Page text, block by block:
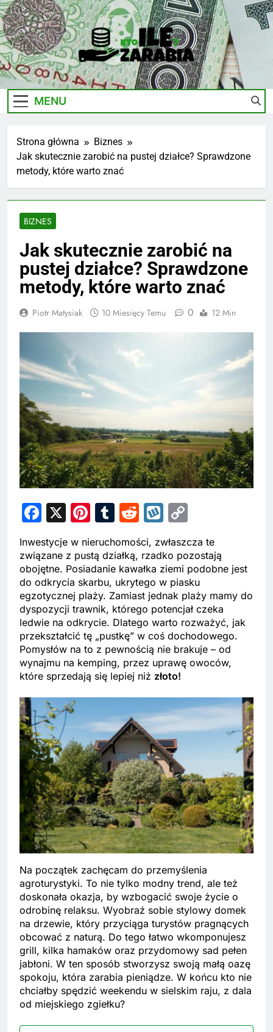
Skip
to
content
Ile-
Zarabia.edu.pl
Zarobki Gwiazd, Ciekawostki I Biznes
MENU
Strona główna
Biznes
Jak skutecznie zarobić na pustej działce? Sprawdzone
metody, które warto znać
BIZNES
Jak skutecznie zarobić na
pustej działce? Sprawdzone
metody, które warto znać
Piotr Matysiak 10 Miesięcy Temu 0 12 Min
Facebook
X Pinterest
Tumblr
RedditWykop
Inwestycje w nieruchomości, zwłaszcza te
związane z pustą działką, rzadko pozostają
obojętne. Posiadanie kawałka ziemi podobne jest
do odkrycia skarbu, ukrytego w piasku
egzotycznej plaży. Zamiast jednak plaży mamy do
dyspozycji trawnik, którego potencjał czeka
ledwie na odkrycie. Dlatego warto rozważyć, jak
przekształcić tę „pustkę” w coś dochodowego.
Pomysłów na to z pewnością nie brakuje – od
wynajmu na kemping, przez uprawę owoców,
które sprzedają się lepiej niż złoto!
Na początek zachęcam do przemyślenia
agroturystyki. To nie tylko modny trend, ale też
doskonała okazja, by wzbogacić swoje życie o
odrobinę relaksu. Wyobraź sobie stylowy domek
na drzewie, który przyciąga turystów pragnących
obcować z naturą. Do tego łatwo wkomponujesz
grill, kilka hamaków oraz przydomowy sad pełen
jabłoni. W ten sposób stworzysz swoją małą oazę
spokoju, która zarabia pieniądze. W końcu kto nie
chciałby spędzić weekendu w sielskim raju, z dala
od miejskiego zgiełku?